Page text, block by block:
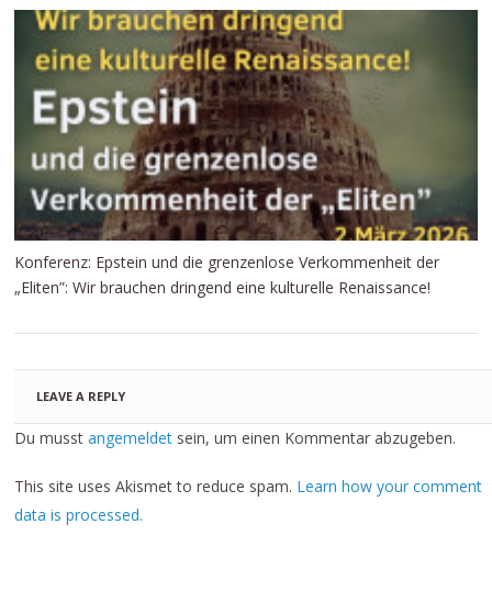
Konferenz: Epstein und die grenzenlose Verkommenheit der
„Eliten”: Wir brauchen dringend eine kulturelle Renaissance!
LEAVE A REPLY
Du musstangemeldet sein, um einen Kommentar abzugeben.
This site uses Akismet to reduce spam. Learn how your comment
data is processed.